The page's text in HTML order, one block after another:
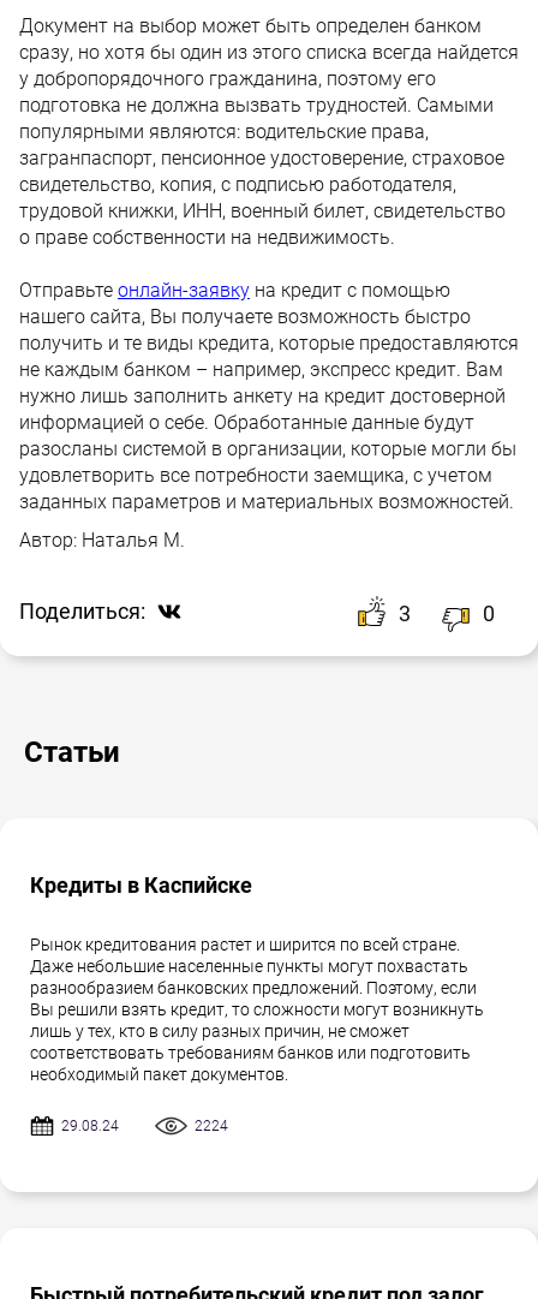
Документ на выбор может быть определен банком
сразу, но хотя бы один из этого списка всегда найдется
у добропорядочного гражданина, поэтому его
подготовка не должна вызвать трудностей. Самыми
популярными являются: водительские права,
загранпаспорт, пенсионное удостоверение, страховое
свидетельство, копия, с подписью работодателя,
трудовой книжки, ИНН, военный билет, свидетельство
о праве собственности на недвижимость.
Отправьте онлайн-заявку на кредит с помощью
нашего сайта, Вы получаете возможность быстро
получить и те виды кредита, которые предоставляются
не каждым банком – например, экспресс кредит. Вам
нужно лишь заполнить анкету на кредит достоверной
информацией о себе. Обработанные данные будут
разосланы системой в организации, которые могли бы
удовлетворить все потребности заемщика, с учетом
заданных параметров и материальных возможностей.
Автор: Наталья М.
Поделиться: 3 0
Статьи
Кредиты в Каспийске
Рынок кредитования растет и ширится по всей стране.
Даже небольшие населенные пункты могут похвастать
разнообразием банковских предложений. Поэтому, если
Вы решили взять кредит, то сложности могут возникнуть
лишь у тех, кто в силу разных причин, не сможет
соответствовать требованиям банков или подготовить
необходимый пакет документов.
29.08.24 2224